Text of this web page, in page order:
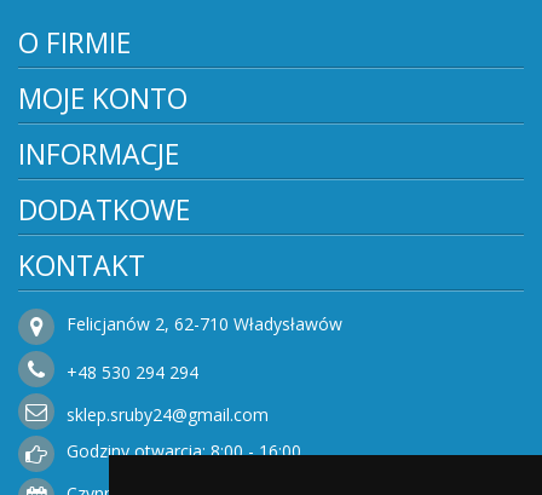
O FIRMIE
MOJE KONTO
INFORMACJE
DODATKOWE
KONTAKT
Felicjanów 2, 62-710 Władysławów
+48 530 294 294
sklep.sruby24@gmail.com
Godziny otwarcia: 8:00 - 16:00